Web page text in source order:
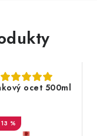
ocet 500ml
13 %